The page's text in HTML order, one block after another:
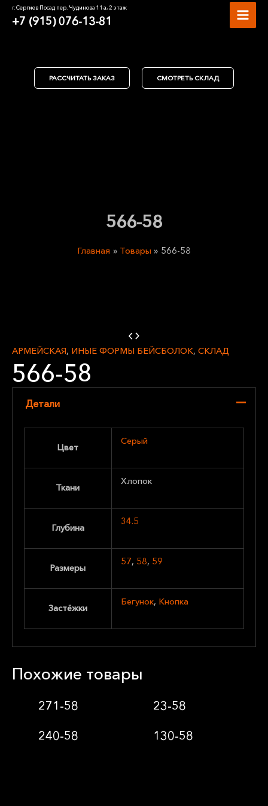
Перейти
г. Сергиев Посад пер. Чудинова 11а, 2 этаж
+7 (915) 076-13-81
РАССЧИТАТЬ ЗАКАЗ СМОТРЕТЬ СКЛАД
566-58
Главная Товары 566-58
АРМЕЙСКАЯ, ИНЫЕ ФОРМЫ БЕЙСБОЛОК, СКЛАД
566-58
Детали
Цвет
Серый
Ткани
Хлопок
Глубина
34.5
Размеры
57, 58, 59
Застёжки
Бегунок, Кнопка
Похожие товары
271-58 23-58
240-58 130-58